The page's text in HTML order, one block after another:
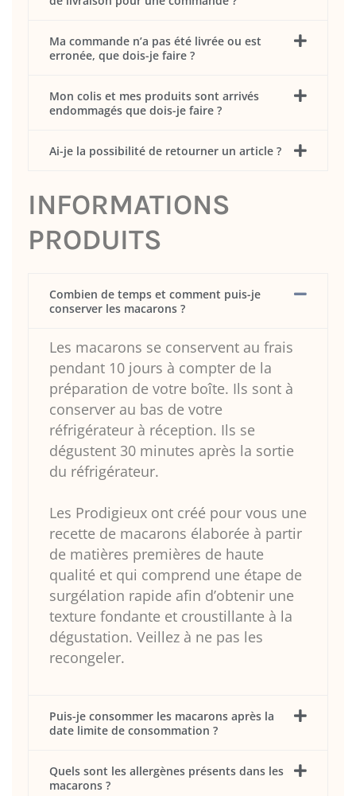
Ma commande n’a pas été livrée ou est
erronée, que dois-je faire ?
Mon colis et mes produits sont arrivés
endommagés que dois-je faire ?
Ai-je la possibilité de retourner un article ?
INFORMATIONS
PRODUITS
Combien de temps et comment puis-je
conserver les macarons ?
Les macarons se conservent au frais
pendant 10 jours à compter de la
préparation de votre boîte. Ils sont à
conserver au bas de votre
réfrigérateur à réception. Ils se
dégustent 30 minutes après la sortie
du réfrigérateur.
Les Prodigieux ont créé pour vous une
recette de macarons élaborée à partir
de matières premières de haute
qualité et qui comprend une étape de
surgélation rapide afin d’obtenir une
texture fondante et croustillante à la
dégustation. Veillez à ne pas les
recongeler.
Puis-je consommer les macarons après la
date limite de consommation ?
Quels sont les allergènes présents dans les
macarons ?